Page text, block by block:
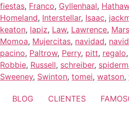
fiestas, Franco, Gyllenhaal,
Homeland, Interstellar, Isaac,
keaton, lapiz, Law, Lawrence, Mars
Momoa, Mujercitas, navidad,
pacino, Paltrow, Perry, pitt, regalo,
Robbie, Russell, schreiber,
Sweeney, Swinton, tomei, watson,
BLOG CLIENTES